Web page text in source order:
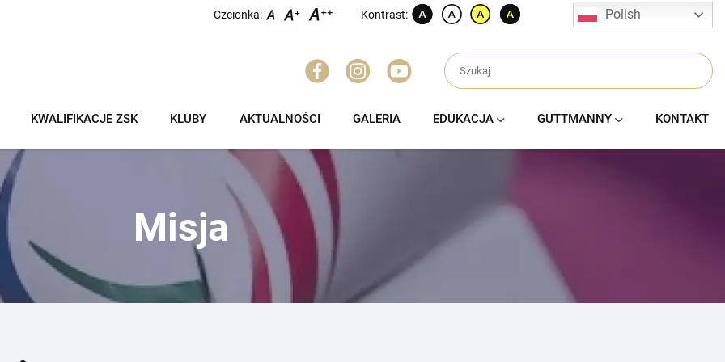
Czcionka: Kontrast: Polish
KWALIFIKACJE ZSK KLUBY AKTUALNOŚCI GALERIA EDUKACJA GUTTMANNY KONTAKT
Misja